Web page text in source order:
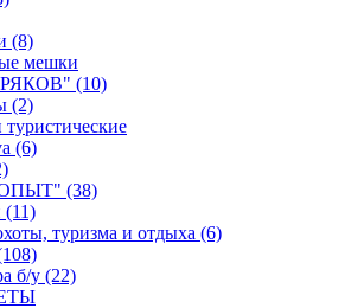
(8)
мешки
(10)
(2)
туристические
(6)
(38)
туризма и отдыха (6)
б/у (22)